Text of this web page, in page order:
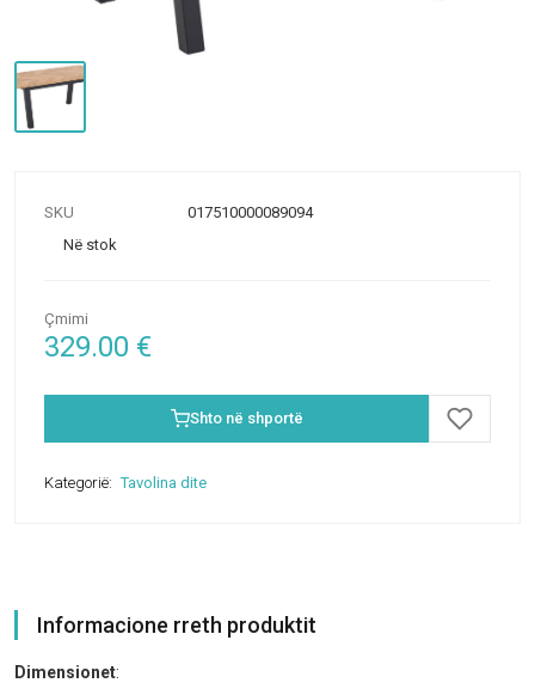
SKU
017510000089094
Në stok
Çmimi
329.00 €
Shto në shportë
Kategorië: Tavolina dite
Informacione rreth produktit
Dimensionet: